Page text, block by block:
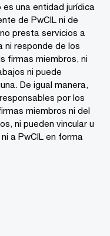
una entidad jurídica
de PwCIL ni de
presta servicios a
ni responde de los
firmas miembros, ni
ni puede
De igual manera,
por los
miembros ni del
ni pueden vincular u
a PwCIL en forma